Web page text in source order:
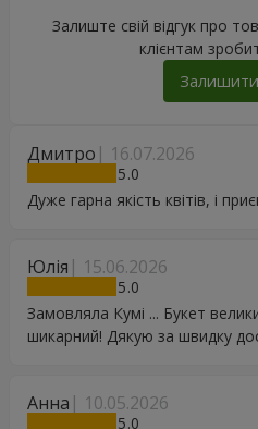
Дмитро 16.07.2026
5
Дуже гарна якість квітів, і
Юлія 15.06.2026
5
Замовляла Кумі ... Букет
шикарний! Дякую за швидку
Анна 10.05.2026
5
Залиште свій відгук про
клієнтам
Залишити